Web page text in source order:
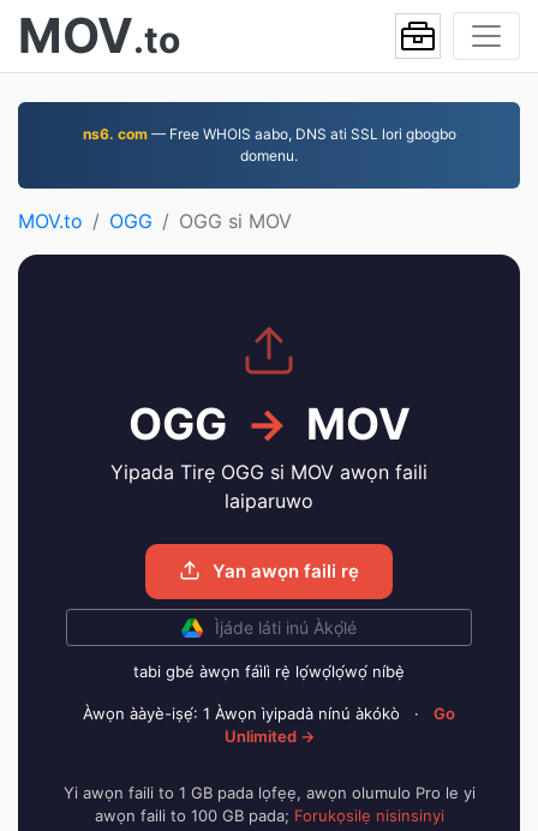
MOV.to
ns6. com— Free WHOIS aabo, DNS ati SSL lori gbogbo
domenu.
MOV.to OGG OGG si MOV
OGG → MOV
Yipada Tirẹ OGG si MOV awọn faili
laiparuwo
Yan awọn faili rẹ
Ìjáde láti inú Àkọ́lé
tabi gbé àwọn fáìlì rẹ̀ lọ́wọ́lọ́wọ́ níbẹ̀
Àwọn ààyè-iṣẹ́: 1 Àwọn ìyipadà nínú àkókò ·
Go
Unlimited →
Yi awọn faili to 1 GB pada lọfẹẹ, awọn olumulo Pro le yi
awọn faili to 100 GB pada; Forukọsilẹ nisinsinyi